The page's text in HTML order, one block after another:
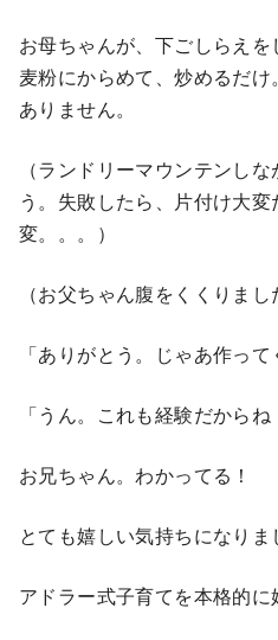
お母ちゃんが、下ごしらえ
麦粉にからめて、炒めるだ
ありません。
（ランドリーマウンテンし
う。失敗したら、片付け大
変。。。）
（お父ちゃん腹をくくりまし
「ありがとう。じゃあ作って
「うん。これも経験だからね
お兄ちゃん。わかってる！
とても嬉しい気持ちになりま
アドラー式子育てを本格的に